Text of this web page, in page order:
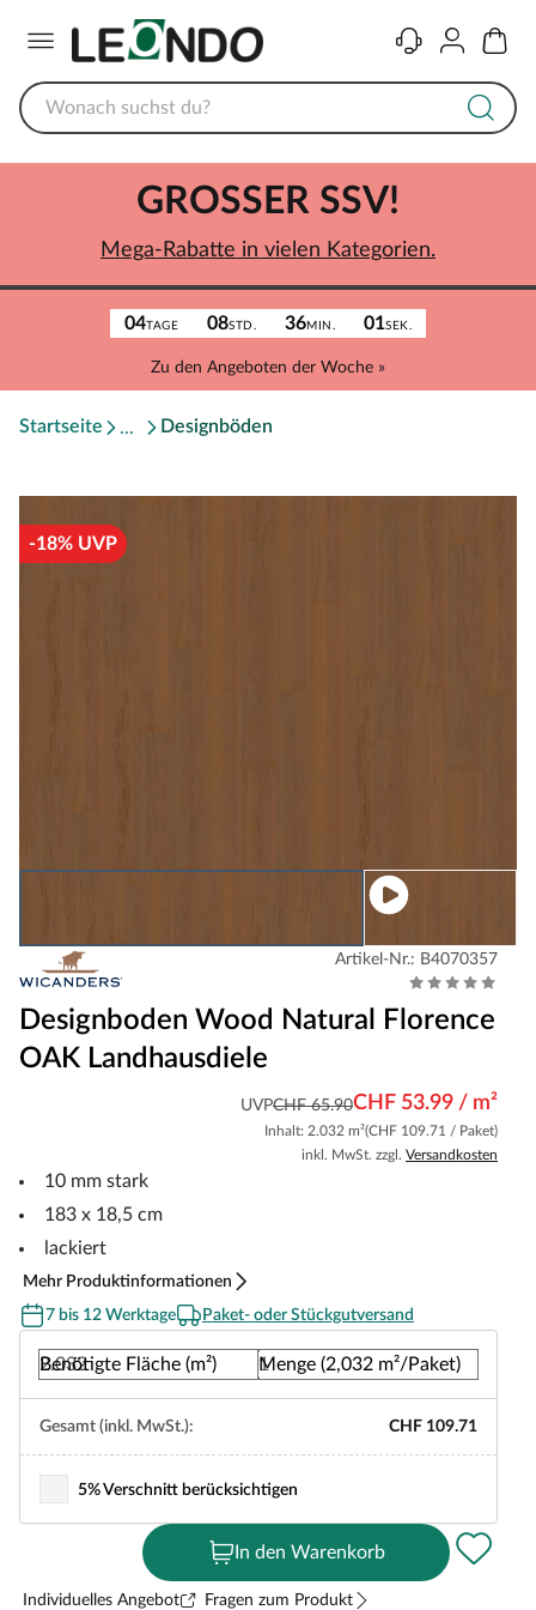
KontaktKonto
04TAGE 08STD. 36MIN. 01SEK.
Zu den Angeboten der Woche »
GROSSER SSV!
Mega-Rabatte in vielen Kategorien.
Startseite Designböden
-18% UVP
Artikel-Nr.: B4070357
Designboden Wood Natural Florence
OAK Landhausdiele
UVPCHF 65.90CHF 53.99 / m²
Inhalt: 2.032 m²(CHF 109.71 / Paket)
inkl. MwSt. zzgl. Versandkosten
10 mm stark
183 x 18,5 cm
lackiert
Mehr Produktinformationen
7 bis 12 Werktage
Paket- oder Stückgutversand
Benötigte Fläche (m²) Menge (2,032 m²/Paket)
Gesamt (inkl. MwSt.): CHF 109.71
5% Verschnitt berücksichtigen
In den Warenkorb
Individuelles Angebot Fragen zum Produkt